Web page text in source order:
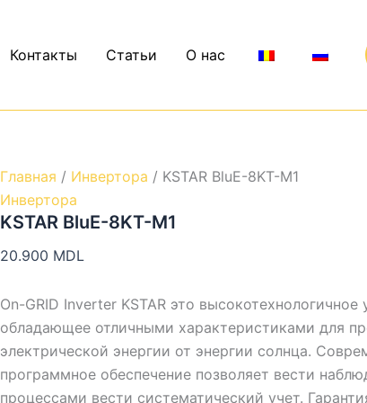
Контакты Статьи О нас
Главная / Инвертора / KSTAR BluE-8KT-M1
Инвертора
KSTAR BluE-8KT-M1
20.900 MDL
On-GRID Inverter KSTAR это высокотехнологичное
обладающее отличными характеристиками для
электрической энергии от энергии солнца.
программное обеспечение позволяет вести
процессами вести систематический учет.
8KT-